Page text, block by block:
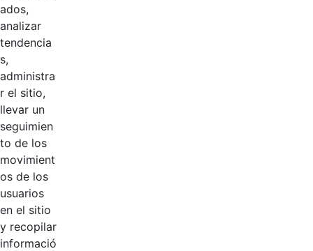
Productos
AÑADIR COMENTARIOS
ados,
analizar
tendencia
s,
administra
r el sitio,
llevar un
seguimien
to de los
movimient
os de los
usuarios
en el sitio
y recopilar
informació